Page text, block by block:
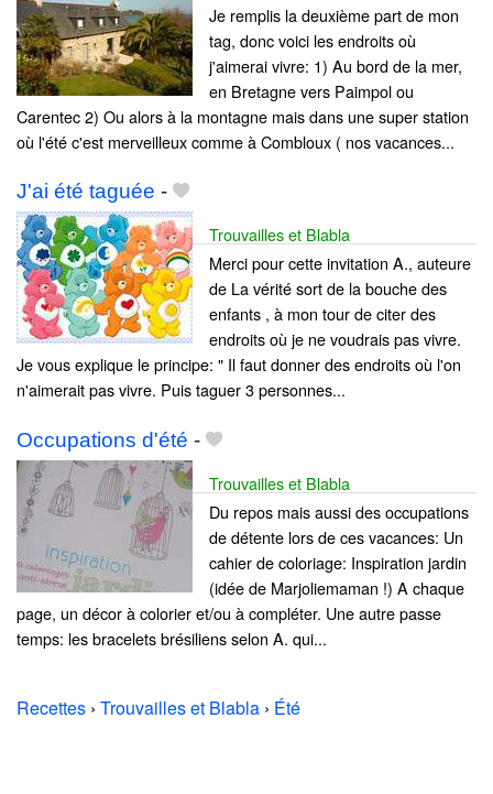
Je remplis la deuxième part de mon
tag, donc voici les endroits où
j'aimerai vivre: 1) Au bord de la mer,
en Bretagne vers Paimpol ou
Carentec 2) Ou alors à la montagne mais dans une super station
où l'été c'est merveilleux comme à Combloux ( nos vacances...
J'ai été taguée -
Trouvailles et Blabla
Merci pour cette invitation A., auteure
de La vérité sort de la bouche des
enfants , à mon tour de citer des
endroits où je ne voudrais pas vivre.
Je vous explique le principe: " Il faut donner des endroits où l'on
n'aimerait pas vivre. Puis taguer 3 personnes...
Occupations d'été -
Trouvailles et Blabla
Du repos mais aussi des occupations
de détente lors de ces vacances: Un
cahier de coloriage: Inspiration jardin
(idée de Marjoliemaman !) A chaque
page, un décor à colorier et/ou à compléter. Une autre passe
temps: les bracelets brésiliens selon A. qui...
Recettes › Trouvailles et Blabla › Été